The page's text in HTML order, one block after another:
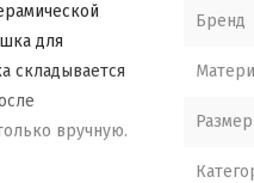
для
складывается
вручную.
Бренд
Размер